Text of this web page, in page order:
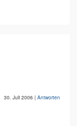
30. Juli 2006 | Antworten